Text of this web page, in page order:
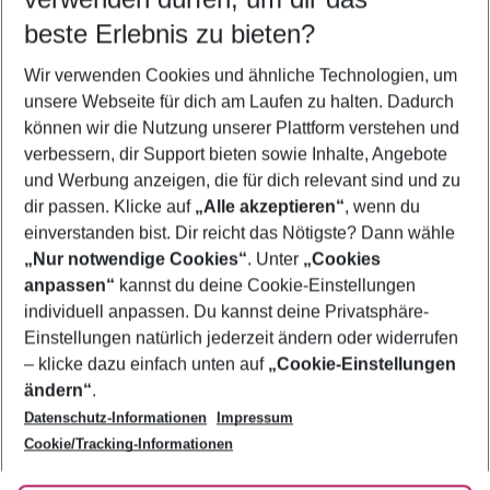
5-8 Nächte
2 Erwachsene Keine Kinder
Mehr Filter anzeigen
Footer
Footer navigation
Über uns
AGB
Bestpreisgarantie
Cookie-Einstellungen ändern
Cookie-Richtlinie
Agenturbetreuung
Barrierefreies Reisen
Folge uns
beste Erlebnis zu bieten?
Wir verwenden Cookies und ähnliche Technologien, um
unsere Webseite für dich am Laufen zu halten. Dadurch
können wir die Nutzung unserer Plattform verstehen und
verbessern, dir Support bieten sowie Inhalte, Angebote
und Werbung anzeigen, die für dich relevant sind und zu
dir passen. Klicke auf „Alle akzeptieren“, wenn du
einverstanden bist. Dir reicht das Nötigste? Dann wähle
„Nur notwendige Cookies“. Unter „Cookies
anpassen“ kannst du deine Cookie-Einstellungen
individuell anpassen. Du kannst deine Privatsphäre-
Einstellungen natürlich jederzeit ändern oder widerrufen
– klicke dazu einfach unten auf „Cookie-Einstellungen
ändern“.
Datenschutz-Informationen
Impressum
Cookie/Tracking-Informationen